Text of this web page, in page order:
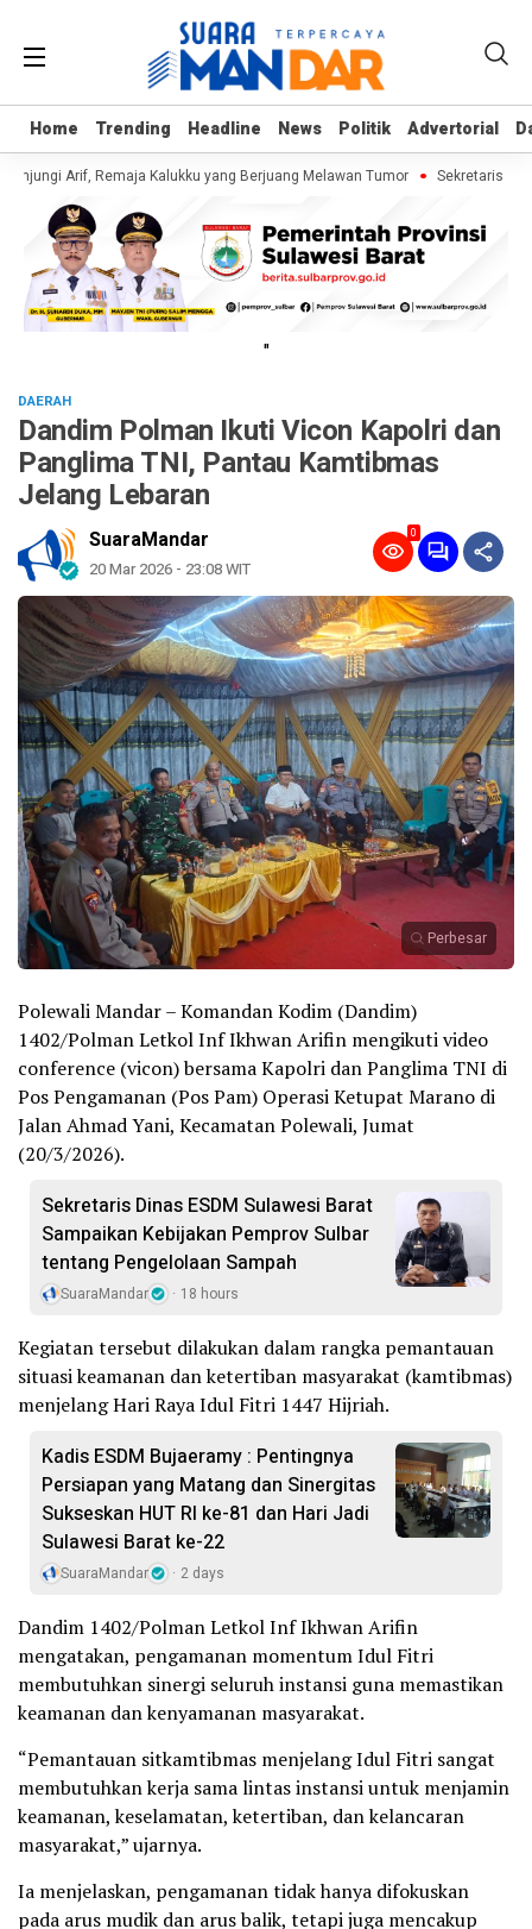
Home Trending Headline News Politik Advertorial
Home Trending Headline News Politik Advertorial
Arif, Remaja Kalukku yang Berjuang Melawan Tumor Sekretaris
"
DAERAH
Dandim Polman Ikuti Vicon Kapolri dan
Panglima TNI, Pantau Kamtibmas
Jelang Lebaran
SuaraMandar
20 Mar 2026 - 23:08 WIT
0
Perbesar
Polewali Mandar – Komandan Kodim (Dandim)
1402/Polman Letkol Inf Ikhwan Arifin mengikuti video
conference (vicon) bersama Kapolri dan Panglima TNI di
Pos Pengamanan (Pos Pam) Operasi Ketupat Marano di
Jalan Ahmad Yani, Kecamatan Polewali, Jumat
(20/3/2026).
Sekretaris Dinas ESDM Sulawesi Barat
Sampaikan Kebijakan Pemprov Sulbar
tentang Pengelolaan Sampah
SuaraMandar 18 hours
Kegiatan tersebut dilakukan dalam rangka pemantauan
situasi keamanan dan ketertiban masyarakat (kamtibmas)
menjelang Hari Raya Idul Fitri 1447 Hijriah.
Kadis ESDM Bujaeramy : Pentingnya
Persiapan yang Matang dan Sinergitas
Sukseskan HUT RI ke-81 dan Hari Jadi
Sulawesi Barat ke-22
SuaraMandar 2 days
Dandim 1402/Polman Letkol Inf Ikhwan Arifin
mengatakan, pengamanan momentum Idul Fitri
membutuhkan sinergi seluruh instansi guna memastikan
keamanan dan kenyamanan masyarakat.
“Pemantauan sitkamtibmas menjelang Idul Fitri sangat
membutuhkan kerja sama lintas instansi untuk menjamin
keamanan, keselamatan, ketertiban, dan kelancaran
masyarakat,” ujarnya.
Ia menjelaskan, pengamanan tidak hanya difokuskan
pada arus mudik dan arus balik, tetapi juga mencakup